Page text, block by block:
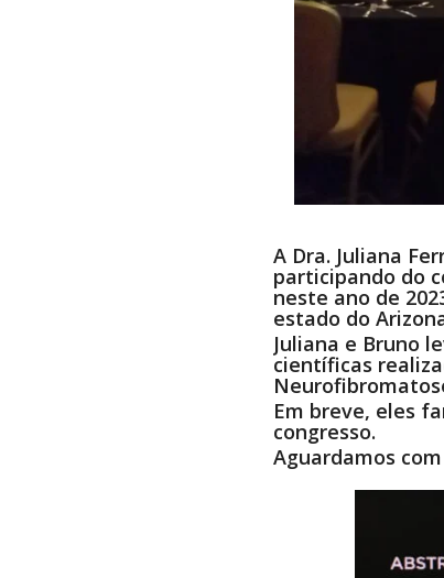
A Dra. Juliana
participando do
neste ano de
estado do
Juliana e Bruno
científicas
Em breve, eles
congresso.
Aguardamos